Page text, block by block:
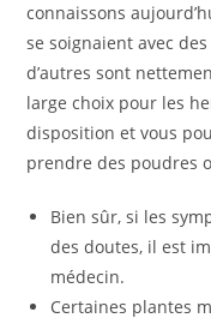
connaissons
se soignaient avec
d’autres sont
large choix pour les
disposition et vous
prendre des poudres
Bien sûr, si les
des doutes, il est
médecin.
Certaines plantes